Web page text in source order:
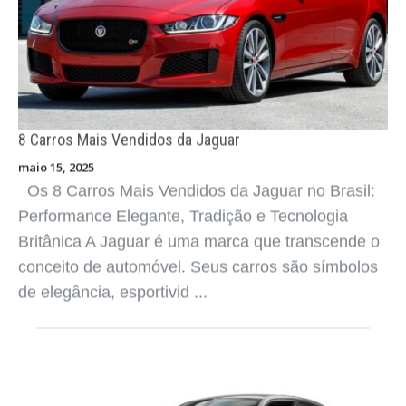
8 Carros Mais Vendidos da Jaguar
maio 15, 2025
Os 8 Carros Mais Vendidos da Jaguar no Brasil:
Performance Elegante, Tradição e Tecnologia
Britânica A Jaguar é uma marca que transcende o
conceito de automóvel. Seus carros são símbolos
de elegância, esportivid ...